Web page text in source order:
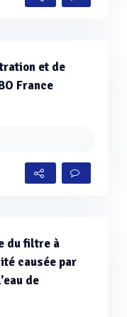
et de
France
du filtre à
causée par
de